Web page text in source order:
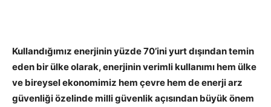
Kullandığımız enerjinin yüzde 70’ini yurt dışından temin
eden bir ülke olarak, enerjinin verimli kullanımı hem ülke
ve bireysel ekonomimiz hem çevre hem de enerji arz
güvenliği özelinde milli güvenlik açısından büyük önem